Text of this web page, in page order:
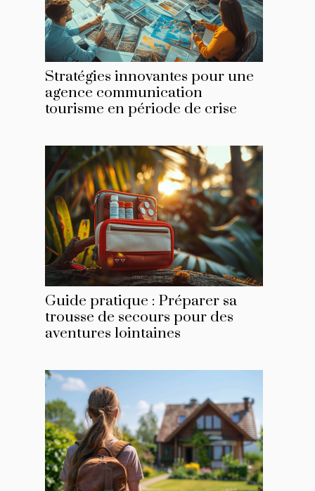
Stratégies innovantes pour une
agence communication
tourisme en période de crise
Guide pratique : Préparer sa
trousse de secours pour des
aventures lointaines